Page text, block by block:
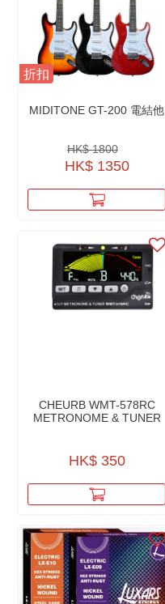
折扣
MIDITONE GT-200 電結他
HK$ 1800
HK$ 1350
CHEURB WMT-578RC
METRONOME & TUNER
HK$ 350